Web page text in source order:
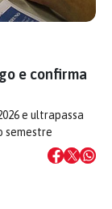
e confirma
e ultrapassa
semestre